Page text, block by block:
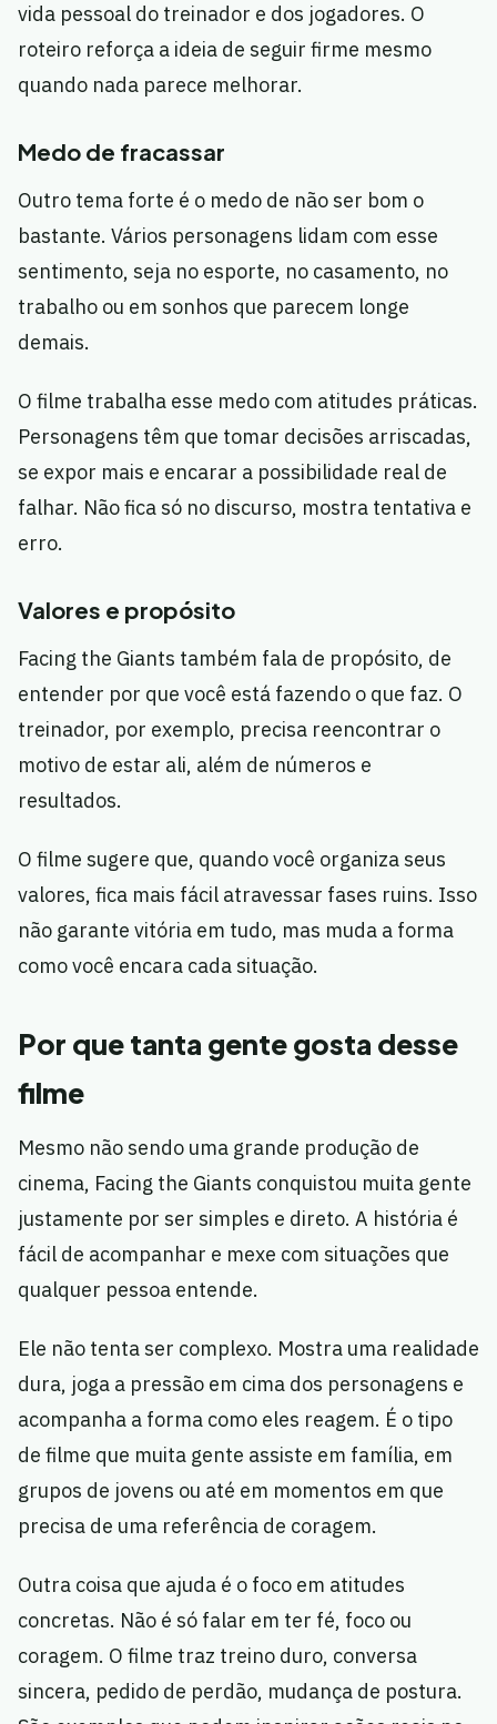
vida pessoal do treinador e dos jogadores. O
roteiro reforça a ideia de seguir firme mesmo
quando nada parece melhorar.
Medo de fracassar
Outro tema forte é o medo de não ser bom o
bastante. Vários personagens lidam com esse
sentimento, seja no esporte, no casamento, no
trabalho ou em sonhos que parecem longe
demais.
O filme trabalha esse medo com atitudes práticas.
Personagens têm que tomar decisões arriscadas,
se expor mais e encarar a possibilidade real de
falhar. Não fica só no discurso, mostra tentativa e
erro.
Valores e propósito
Facing the Giants também fala de propósito, de
entender por que você está fazendo o que faz. O
treinador, por exemplo, precisa reencontrar o
motivo de estar ali, além de números e
resultados.
O filme sugere que, quando você organiza seus
valores, fica mais fácil atravessar fases ruins. Isso
não garante vitória em tudo, mas muda a forma
como você encara cada situação.
Por que tanta gente gosta desse
filme
Mesmo não sendo uma grande produção de
cinema, Facing the Giants conquistou muita gente
justamente por ser simples e direto. A história é
fácil de acompanhar e mexe com situações que
qualquer pessoa entende.
Ele não tenta ser complexo. Mostra uma realidade
dura, joga a pressão em cima dos personagens e
acompanha a forma como eles reagem. É o tipo
de filme que muita gente assiste em família, em
grupos de jovens ou até em momentos em que
precisa de uma referência de coragem.
Outra coisa que ajuda é o foco em atitudes
concretas. Não é só falar em ter fé, foco ou
coragem. O filme traz treino duro, conversa
sincera, pedido de perdão, mudança de postura.